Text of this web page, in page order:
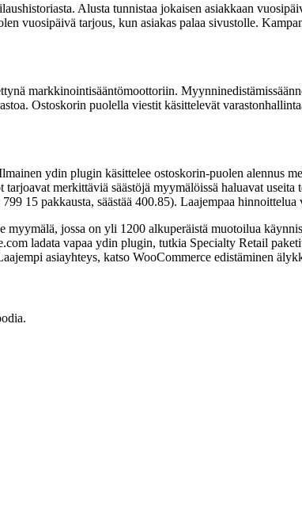
Alusta tunnistaa jokaisen asiakkaan
vuosipäivä tarjous, kun asiakas palaa sivustolle.
markkinointisääntömoottoriin.
Ostoskorin puolella viestit käsittelevät
ydin plugin käsittelee ostoskorin-puolen alennus
merkittäviä säästöjä myymälöissä haluavat useita
15 pakkausta, säästää 400.85). Laajempaa
jossa on yli 1200 alkuperäistä muotoilua
ladata vapaa ydin plugin, tutkia Specialty Retail
asiayhteys, katso WooCommerce edistäminen